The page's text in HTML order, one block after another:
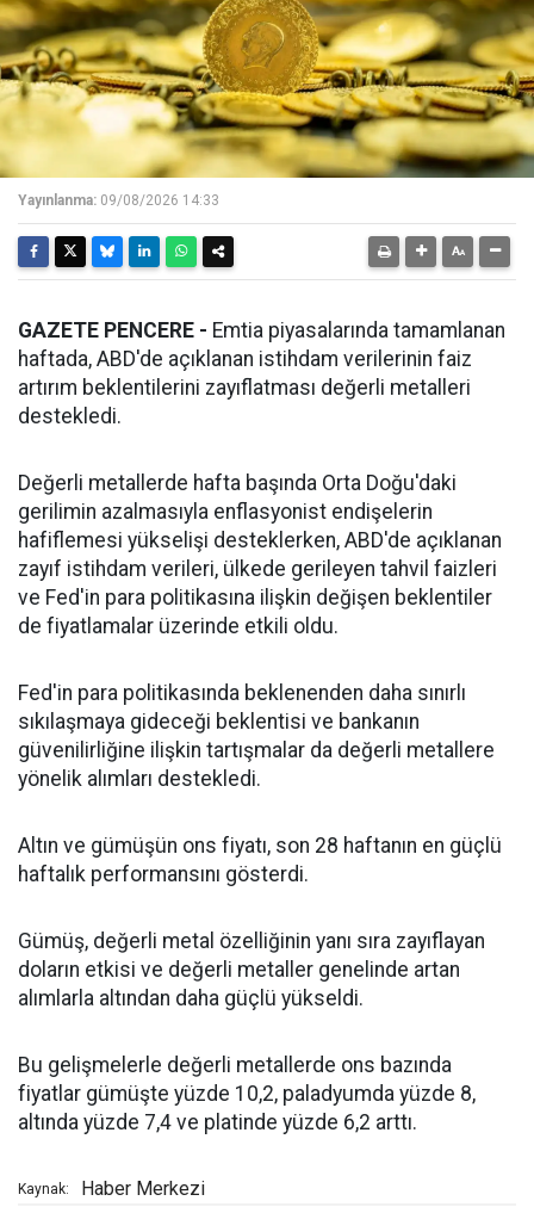
Yayınlanma: 09/08/2026 14:33
GAZETE PENCERE - Emtia piyasalarında tamamlanan
haftada, ABD'de açıklanan istihdam verilerinin faiz
artırım beklentilerini zayıflatması değerli metalleri
destekledi.
Değerli metallerde hafta başında Orta Doğu'daki
gerilimin azalmasıyla enflasyonist endişelerin
hafiflemesi yükselişi desteklerken, ABD'de açıklanan
zayıf istihdam verileri, ülkede gerileyen tahvil faizleri
ve Fed'in para politikasına ilişkin değişen beklentiler
de fiyatlamalar üzerinde etkili oldu.
Fed'in para politikasında beklenenden daha sınırlı
sıkılaşmaya gideceği beklentisi ve bankanın
güvenilirliğine ilişkin tartışmalar da değerli metallere
yönelik alımları destekledi.
Altın ve gümüşün ons fiyatı, son 28 haftanın en güçlü
haftalık performansını gösterdi.
Gümüş, değerli metal özelliğinin yanı sıra zayıflayan
doların etkisi ve değerli metaller genelinde artan
alımlarla altından daha güçlü yükseldi.
Bu gelişmelerle değerli metallerde ons bazında
fiyatlar gümüşte yüzde 10,2, paladyumda yüzde 8,
altında yüzde 7,4 ve platinde yüzde 6,2 arttı.
Kaynak: Haber Merkezi